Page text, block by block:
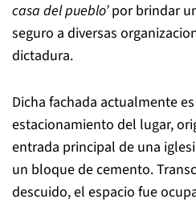
casa del pueblo’por brindar
seguro a diversas
dictadura.
Dicha fachada actualmente
estacionamiento del lugar,
entrada principal de una
un bloque de cemento.
descuido, el espacio fue